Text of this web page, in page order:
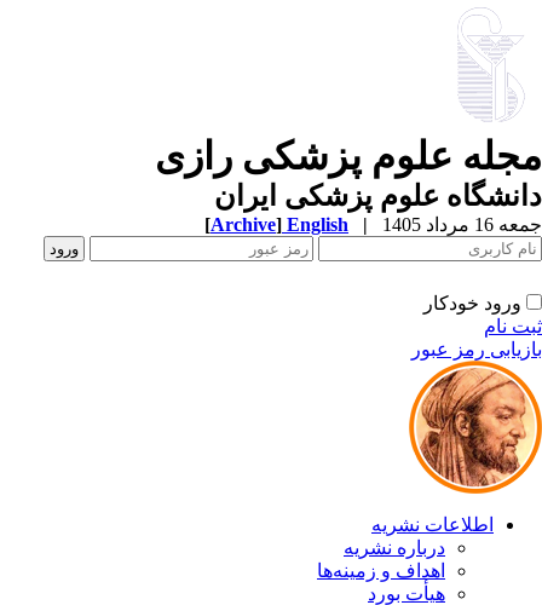
علوم پزشکی رازی
علوم پزشکی ایران
مرداد 1405 |
English
[Archive]
ورود خودکار
نام
رمز عبور
اطلاعات نشریه
درباره نشریه
اهداف و زمینه‌ها
هیأت بورد